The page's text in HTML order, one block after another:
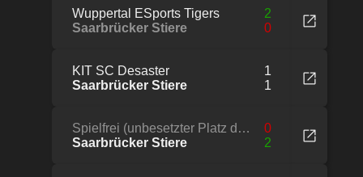
Wuppertal ESports Tigers
2
Saarbrücker Stiere
0
KIT SC Desaster
1
Saarbrücker Stiere
1
Spielfrei (unbesetzter Platz der Liga)
0
Saarbrücker Stiere
2